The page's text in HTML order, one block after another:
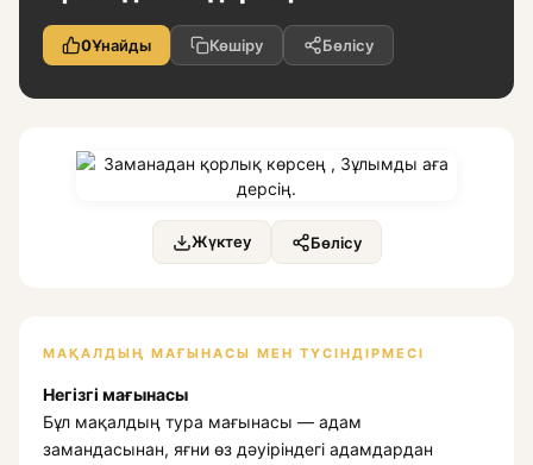
0Ұнайды Көшіру Бөлісу
Жүктеу Бөлісу
МАҚАЛДЫҢ МАҒЫНАСЫ МЕН ТҮСІНДІРМЕСІ
Негізгі мағынасы
Бұл мақалдың тура мағынасы — адам
замандасынан, яғни өз дәуіріндегі адамдардан